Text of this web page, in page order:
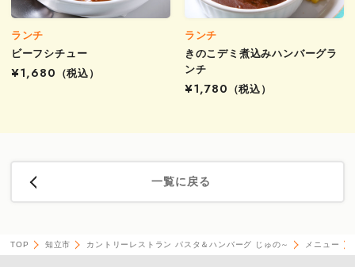
ランチ
ビーフシチュー
¥1,680
（税込）
ランチ
きのこデミ煮込みハンバーグラ
ンチ
¥1,780
（税込）
一覧に戻る
TOP 知立市 カントリーレストラン パスタ＆ハンバーグ じゅの～ メニュー